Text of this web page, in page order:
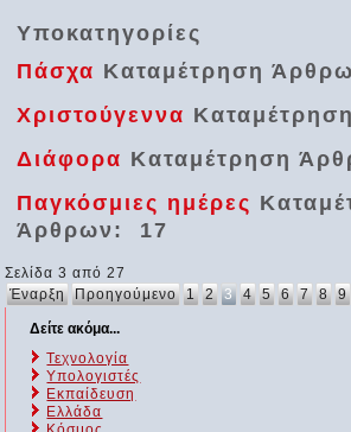
Υποκατηγορίες
Πάσχα Καταμέτρηση
Χριστούγεννα
Διάφορα Καταμέτρηση
Παγκόσμιες ημέρες
Άρθρων: 17
Σελίδα 3 από 27
Έναρξη Προηγούμενο 1 2 3 4 5 6 7 8 9
Δείτε ακόμα...
Τεχνολογία
Υπολογιστές
Εκπαίδευση
Ελλάδα